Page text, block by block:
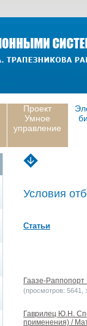
Проект
Умное
управление
Условия
Статьи
Гаазе-
(просмотров: 5641,
Гаврилец Ю.Н.
применения) /